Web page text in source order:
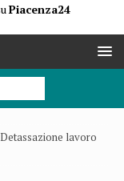
Piacenza24
Detassazione lavoro